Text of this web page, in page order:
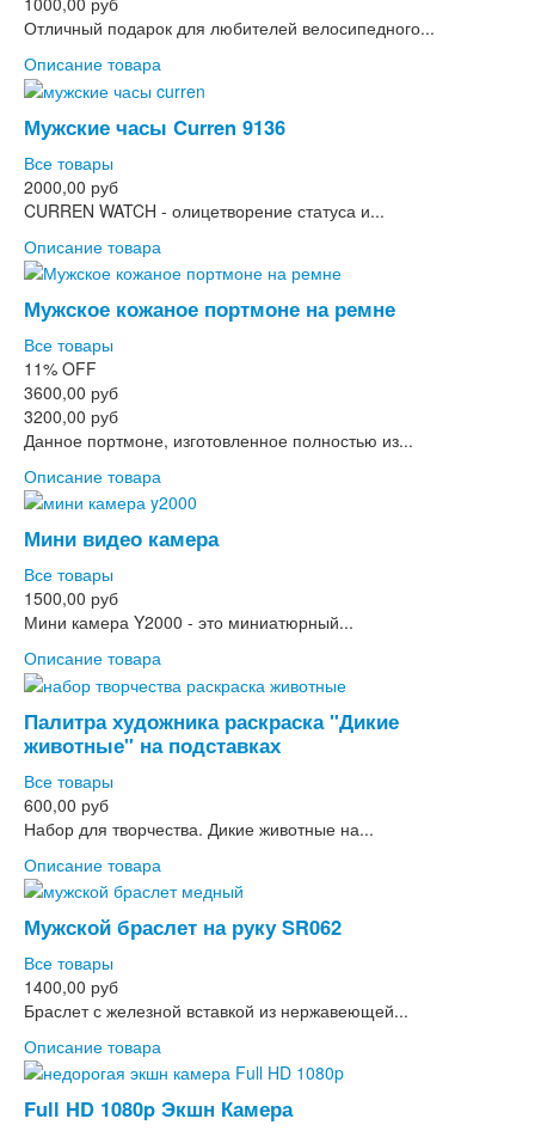
Отличный подарок для любителей велосипедного...
Описание товара
Мужские часы Curren 9136
Все товары
2000,00 руб
CURREN WATCH - олицетворение статуса и...
Описание товара
Мужское кожаное портмоне на ремне
Все товары
11% OFF
3600,00 руб
3200,00 руб
Данное портмоне, изготовленное полностью из...
Описание товара
Мини видео камера
Все товары
1500,00 руб
Мини камера Y2000 - это миниатюрный...
Описание товара
Палитра художника раскраска "Дикие
животные" на подставках
Все товары
600,00 руб
Набор для творчества. Дикие животные на...
Описание товара
Мужской браслет на руку SR062
Все товары
1400,00 руб
Браслет с железной вставкой из нержавеющей...
Описание товара
Full HD 1080p Экшн Камера